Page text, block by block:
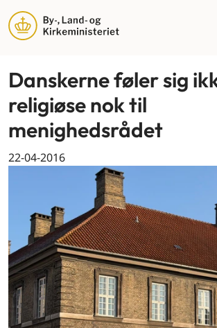
Danskerne føler sig
religiøse nok til
menighedsrådet
22-04-2016